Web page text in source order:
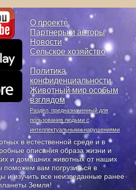
О проекте
Партнеры и авторы
Новости
Сельское хозяйство
Политика
конфиденциальности
Животный мир особым
взглядом
Раздел, предназначенный для
пользования людьми с
интеллектуальными нарушениями
в естественной среде и в
описания образа жизни и
и домашних животных от наших
поможем вам погрузиться в
и изучить все неизведанные ранее
Земля!